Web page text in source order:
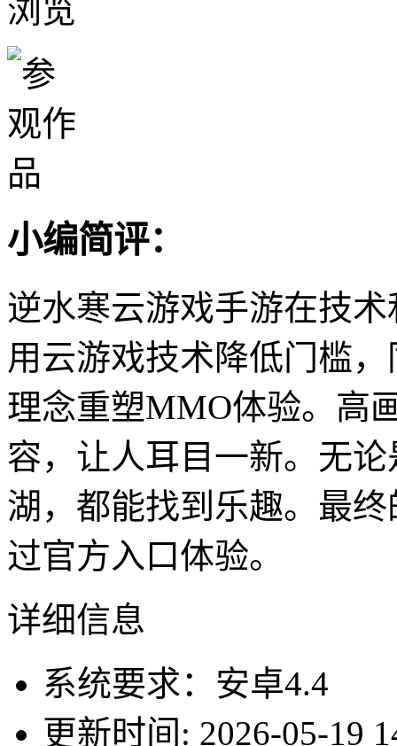
小编简评：
逆水寒云游戏手游在技
用云游戏技术降低门槛
理念重塑MMO体验。高
容，让人耳目一新。无
湖，都能找到乐趣。最
过官方入口体验。
详细信息
系统要求：安卓4.4
更新时间: 2026-05-19